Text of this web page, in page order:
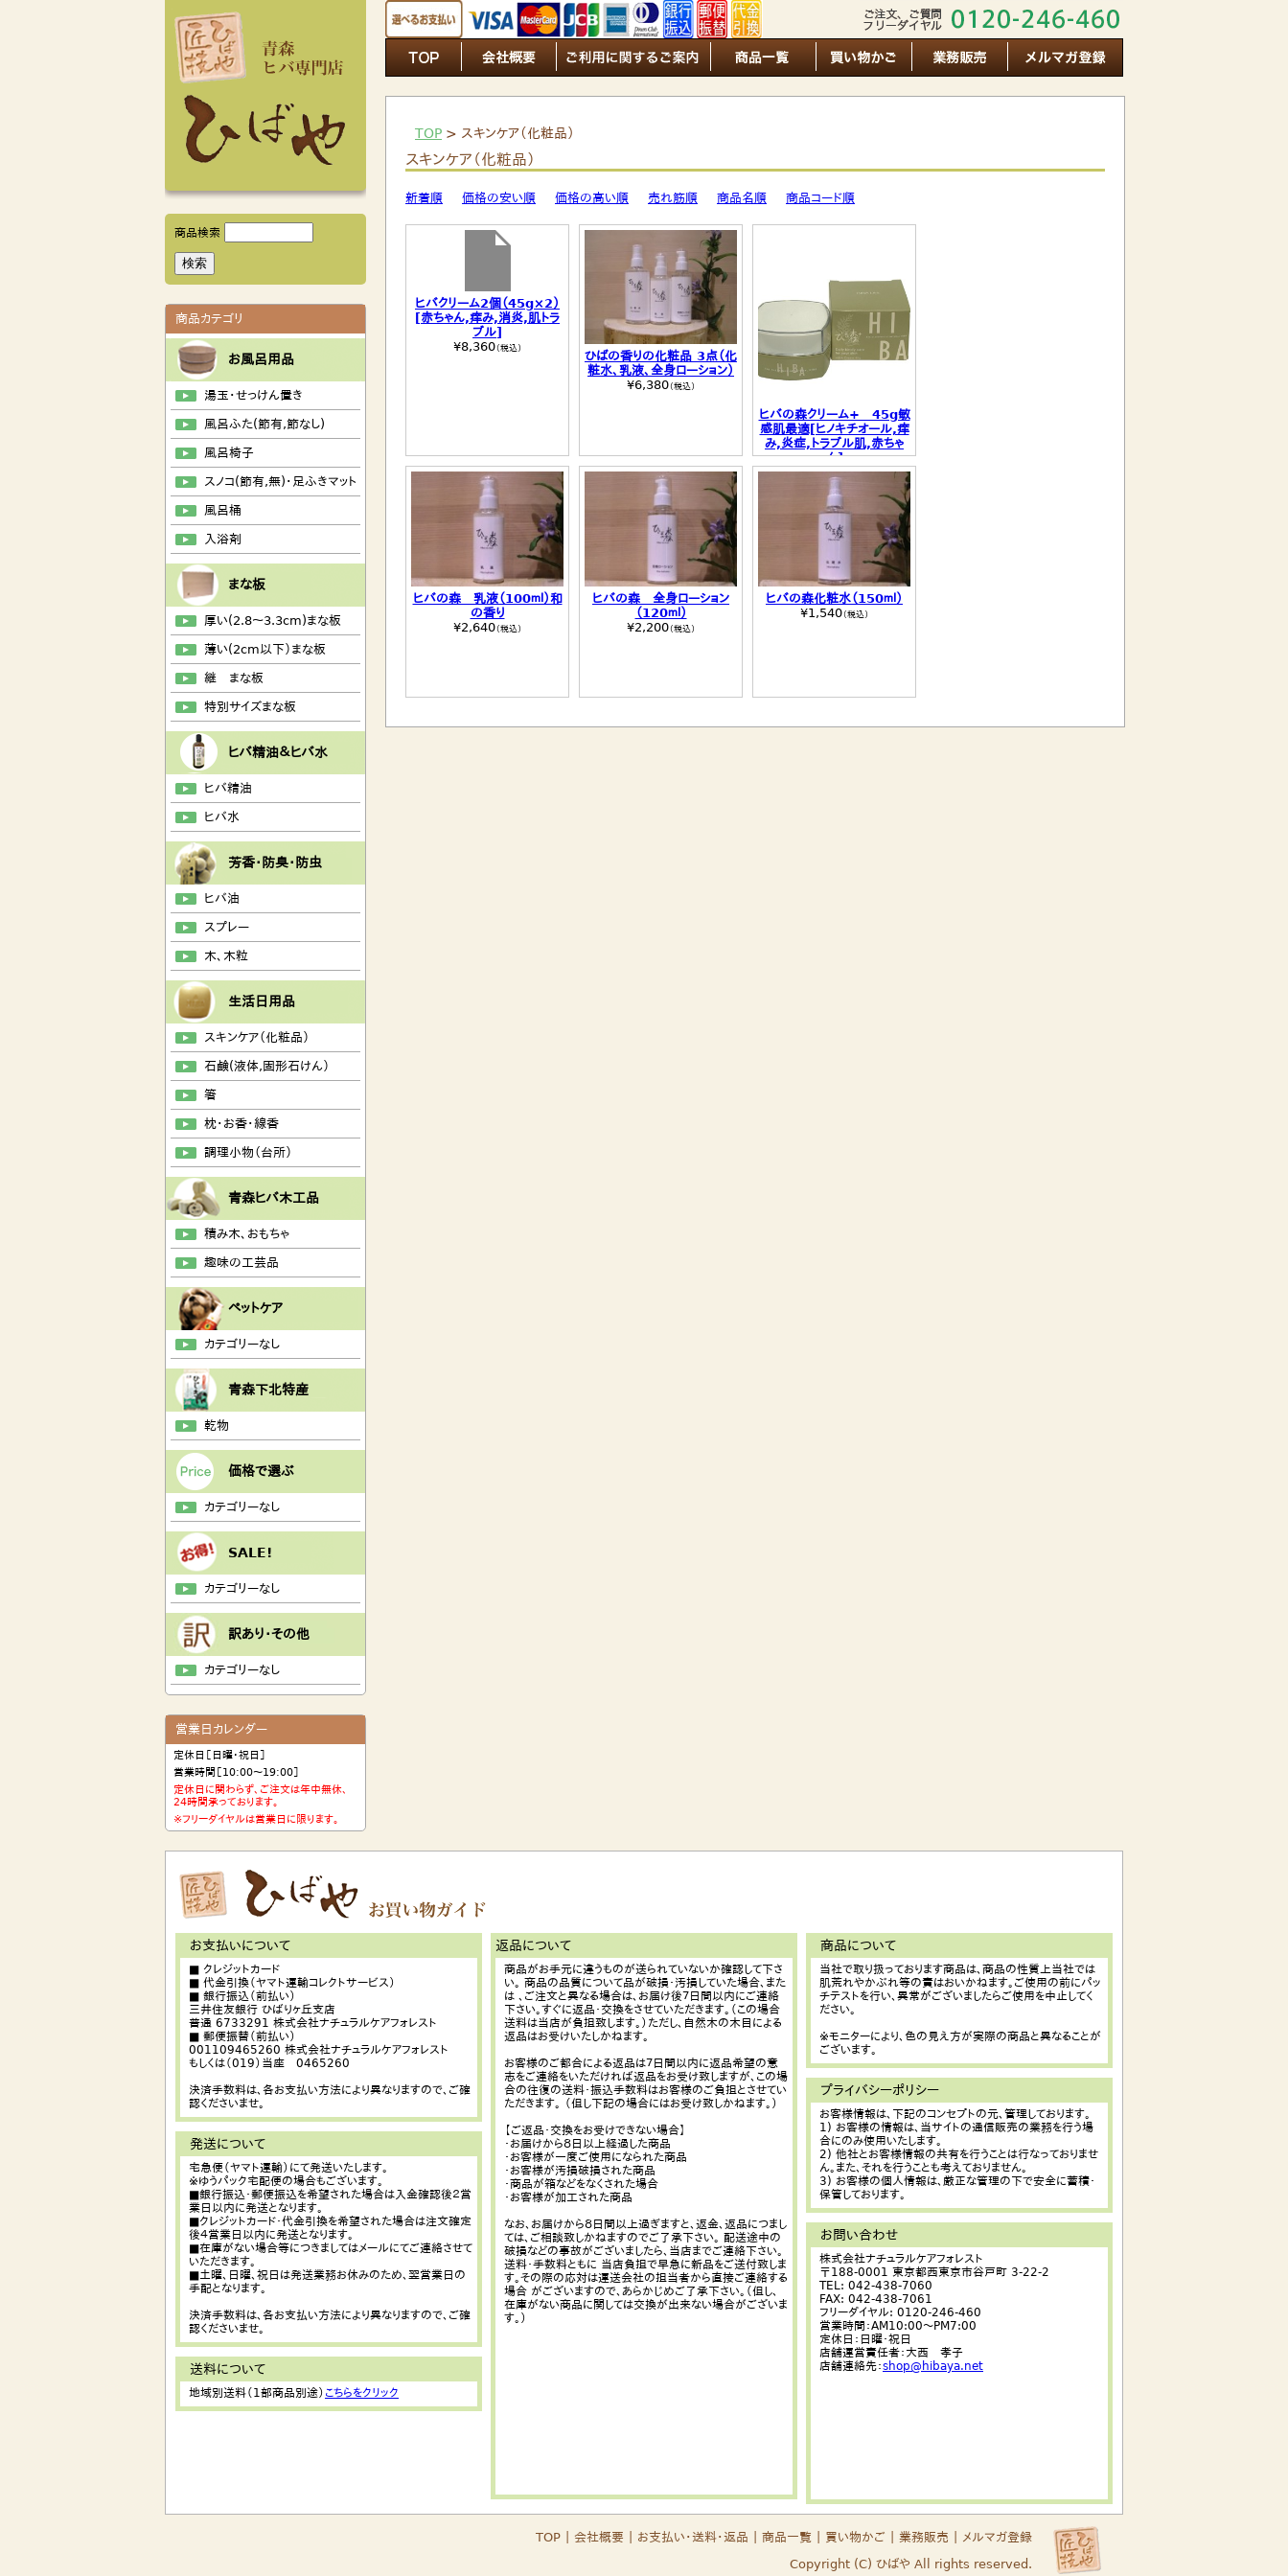
商品検索
商品カテゴリ
お風呂用品
湯玉・せっけん置き
風呂ふた(節有,節なし)
風呂椅子
スノコ(節有,無)・足ふきマット
風呂桶
入浴剤
まな板
厚い(2.8～3.3cm)まな板
薄い(2cm以下）まな板
継 まな板
特別サイズまな板
ヒバ精油＆ヒバ水
ヒバ精油
ヒバ水
芳香・防臭・防虫
ヒバ油
スプレー
木、木粒
生活日用品
スキンケア（化粧品）
石鹸(液体,固形石けん）
箸
枕・お香・線香
調理小物（台所）
青森ヒバ木工品
積み木、おもちゃ
趣味の工芸品
ペットケア
カテゴリーなし
青森下北特産
乾物
価格で選ぶ
カテゴリーなし
SALE!
カテゴリーなし
訳あり・その他
カテゴリーなし
営業日カレンダー
定休日［日曜・祝日］
営業時間［10:00〜19:00］
定休日に関わらず、ご注文は年中無休、
24時間承っております。
※フリーダイヤルは営業日に限ります。
TOP > スキンケア（化粧品）
スキンケア（化粧品）
新着順 価格の安い順 価格の高い順 売れ筋順 商品名順 商品コード順
ヒバクリーム2個（45g×2）
[赤ちゃん,痒み,消炎,肌トラ
ブル]
¥8,360（税込）
ひばの香りの化粧品 3点（化
粧水、乳液、全身ローション）
¥6,380（税込）
ヒバの森クリーム+ 45g敏
感肌最適[ヒノキチオール,痒
み,炎症,トラブル肌,赤ちゃ
ん]
¥4,180（税込）
ヒバの森 乳液（100ｍｌ）和
の香り
¥2,640（税込）
ヒバの森 全身ローション
（120ｍｌ）
¥2,200（税込）
ヒバの森化粧水（150ｍｌ）
¥1,540（税込）
お支払いについて
■ クレジットカード
■ 代金引換（ヤマト運輸コレクトサービス）
■ 銀行振込（前払い）
三井住友銀行 ひばりヶ丘支店
普通 6733291 株式会社ナチュラルケアフォレスト
■ 郵便振替（前払い）
001109465260 株式会社ナチュラルケアフォレスト
もしくは（019）当座 0465260
決済手数料は、各お支払い方法により異なりますので、ご確
認くださいませ。
発送について
宅急便（ヤマト運輸）にて発送いたします。
※ゆうパック宅配便の場合もございます。
■銀行振込・郵便振込を希望された場合は入金確認後２営
業日以内に発送となります。
■クレジットカード・代金引換を希望された場合は注文確定
後４営業日以内に発送となります。
■在庫がない場合等につきましてはメールにてご連絡させて
いただきます。
■土曜、日曜、祝日は発送業務お休みのため、翌営業日の
手配となります。
決済手数料は、各お支払い方法により異なりますので、ご確
認くださいませ。
送料について
地域別送料（1部商品別途） こちらをクリック
返品について
商品がお手元に違うものが送られていないか確認して下さ
い。 商品の品質について品が破損・汚損していた場合、また
は 、ご注文と異なる場合は、お届け後７日間以内にご連絡
下さい。すぐに返品・交換をさせていただきます。（この場合
送料は当店が負担致します。）ただし、自然木の木目による
返品はお受けいたしかねます。
お客様のご都合による返品は７日間以内に返品希望の意
志をご連絡をいただければ返品をお受け致しますが、この場
合の往復の送料・振込手数料はお客様のご負担とさせてい
ただきます。 （但し下記の場合にはお受け致しかねます。）
【ご返品・交換をお受けできない場合】
・お届けから８日以上経過した商品
・お客様が一度ご使用になられた商品
・お客様が汚損破損された商品
・商品が箱などをなくされた場合
・お客様が加工された商品
なお、お届けから８日間以上過ぎますと、返金、返品につまし
ては、ご相談致しかねますのでご了承下さい。 配送途中の
破損などの事故がございましたら、当店までご連絡下さい。
送料・手数料ともに 当店負担で早急に新品をご送付致しま
す。その際の応対は運送会社の担当者から直接ご連絡する
場合 がございますので、あらかじめご了承下さい。（但し、
在庫がない商品に関しては交換が出来ない場合がございま
す。）
商品について
当社で取り扱っております商品は、商品の性質上当社では
肌荒れやかぶれ等の責はおいかねます。ご使用の前にパッ
チテストを行い、異常がございましたらご使用を中止してく
ださい。
※モニターにより、色の見え方が実際の商品と異なることが
ございます。
プライバシーポリシー
お客様情報は、下記のコンセプトの元、管理しております。
1) お客様の情報は、当サイトの通信販売の業務を行う場
合にのみ使用いたします。
2) 他社とお客様情報の共有を行うことは行なっておりませ
ん。また、それを行うことも考えておりません。
3) お客様の個人情報は、厳正な管理の下で安全に蓄積・
保管しております。
お問い合わせ
株式会社ナチュラルケアフォレスト
〒188-0001 東京都西東京市谷戸町 3-22-2
TEL: 042-438-7060
FAX: 042-438-7061
フリーダイヤル: 0120-246-460
営業時間：AM10:00〜PM7:00
定休日：日曜・祝日
店舗運営責任者：大西 孝子
店舗連絡先：shop@hibaya.net
TOP 会社概要 お支払い・送料・返品 商品一覧 買い物かご 業務販売
メルマガ登録
Copyright (C) ひばや All rights reserved.